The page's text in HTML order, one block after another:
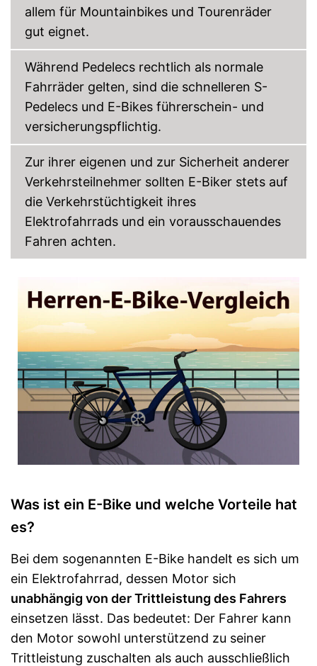
allem für Mountainbikes und Tourenräder
gut eignet.
Während Pedelecs rechtlich als normale
Fahrräder gelten, sind die schnelleren S-
Pedelecs und E-Bikes führerschein- und
versicherungspflichtig.
Zur ihrer eigenen und zur Sicherheit anderer
Verkehrsteilnehmer sollten E-Biker stets auf
die Verkehrstüchtigkeit ihres
Elektrofahrrads und ein vorausschauendes
Fahren achten.
Was ist ein E-Bike und welche Vorteile hat
es?
Bei dem sogenannten E-Bike handelt es sich um
ein Elektrofahrrad, dessen Motor sich
unabhängig von der Trittleistung des Fahrers
einsetzen lässt. Das bedeutet: Der Fahrer kann
den Motor sowohl unterstützend zu seiner
Trittleistung zuschalten als auch ausschließlich